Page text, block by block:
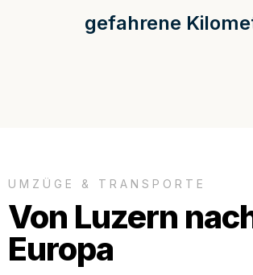
gefahrene
UMZÜGE & TRANSPORTE
Von Luzern
Europa